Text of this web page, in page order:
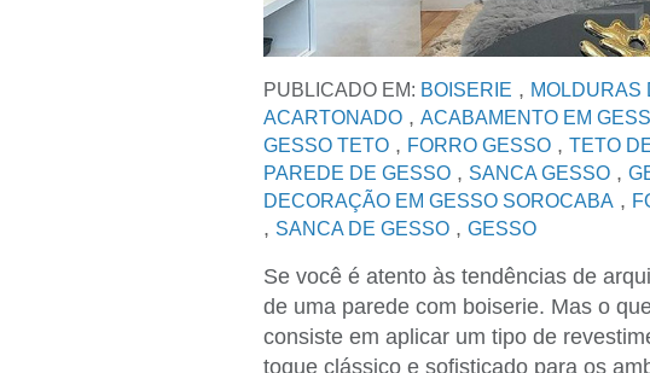
PUBLICADO EM: BOISERIE , MOLDURAS
ACARTONADO , ACABAMENTO EM
GESSO TETO , FORRO GESSO , TETO
PAREDE DE GESSO , SANCA GESSO ,
DECORAÇÃO EM GESSO SOROCABA ,
, SANCA DE GESSO , GESSO
Se você é atento às tendências de
de uma parede com boiserie. Mas o
consiste em aplicar um tipo de
toque clássico e sofisticado para os